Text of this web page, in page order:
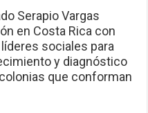
Serapio Vargas
en Costa Rica con
sociales para
y diagnóstico
que conforman